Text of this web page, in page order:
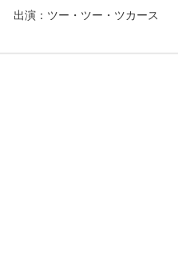
出演：ツー・ツー・ツカース